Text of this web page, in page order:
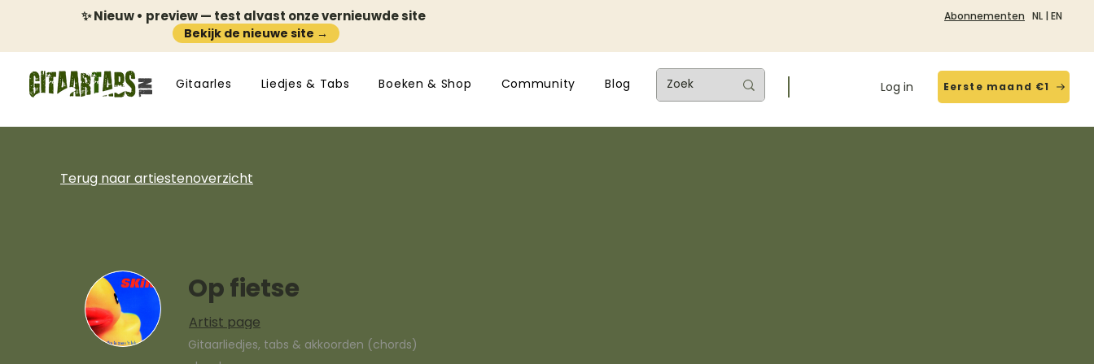
✨ Nieuw • preview — test alvast onze vernieuwde site
Bekijk de nieuwe site →
Abonnementen NL | EN
Gitaarles Liedjes & Tabs Boeken & Shop Community Blog Log in Eerste maand €1
Terug naar artiestenoverzicht
Op fietse
Artist page
Gitaarliedjes, tabs & akkoorden (chords)